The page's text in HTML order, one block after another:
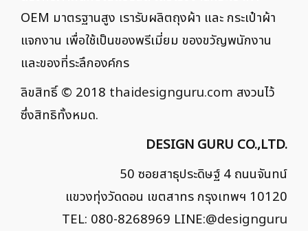
OEM มาตรฐานสูง เรารับผลิตถุงผ้า และ กระเป๋าผ้า
แจกงาน เพื่อใช้เป็นของพรีเมี่ยม ของขวัญพนักงาน
และของที่ระลึกองค์กร
ลิขสิทธิ์ © 2018 thaidesignguru.com สงวนไว้
ซึ่งสิทธิทั้งหมด.
DESIGN GURU CO.,LTD.
50 ซอยสาธุประดิษฐ์ 4 ถนนจันทน์
แขวงทุ่งวัดดอน เขตสาทร กรุงเทพฯ 10120
TEL: 080-8268969 LINE:@designguru